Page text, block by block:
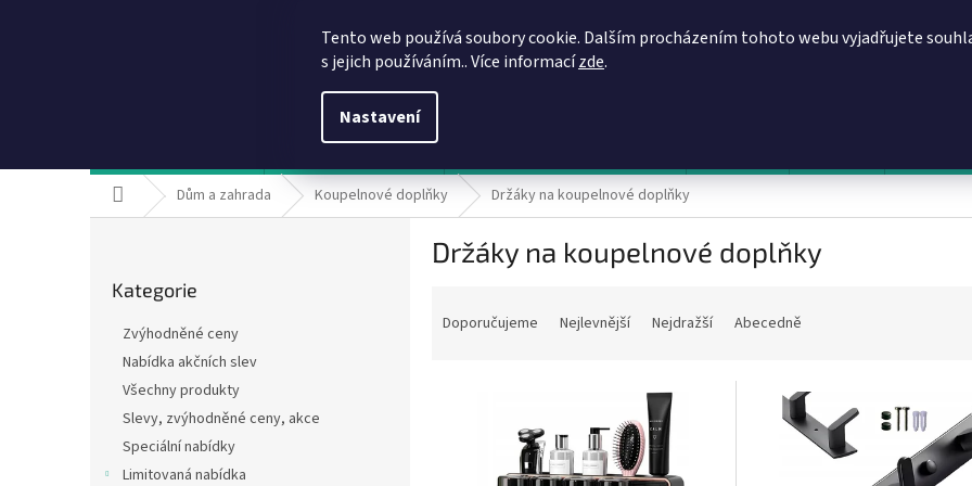
Tento web používá soubory cookie. Dalším procházením tohoto webu vyjadřujete
s jejich používáním.. Více informacízde.
Nastavení
Domů Dům a zahrada Koupelnové doplňky Držáky na koupelnové doplňky
kategorie
Kategorie
Zvýhodněné ceny
Nabídka akčních slev
Všechny produkty
Slevy, zvýhodněné ceny, akce
Speciální nabídky
Limitovaná nabídka
Držáky na koupelnové doplňky
Doporučujeme Nejlevnější Nejdražší Abecedně